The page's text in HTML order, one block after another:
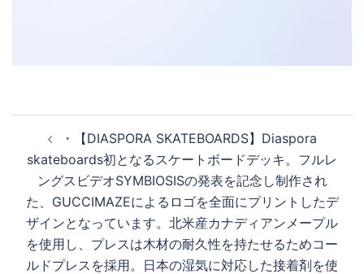
ナ
ビ
ゲ
ー
シ
・ 【DIASPORA SKATEBOARDS】 Diaspora
skateboards初となるスケートボードデッキ。フルレ
ングスビデオSYMBIOSISの発表を記念し制作され
た、GUCCIMAZEによるロゴを全面にプリントしたデ
ザインとなっています。北米産カナディアンメープル
を使用し、プレスは木材の耐久性を持たせるためコー
ルドプレスを採用。日本の湿気に対応した接着剤を使